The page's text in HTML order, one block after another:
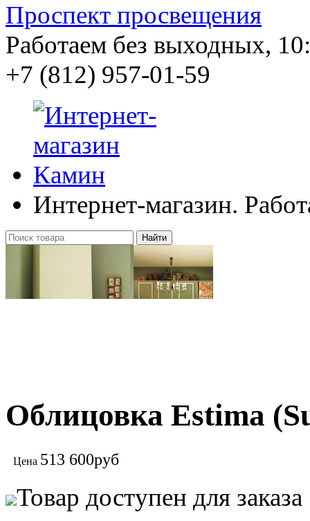
Проспект просвещения
Работаем без выходных,
+7 (812) 957-01-59
Интернет-магазин.
Облицовка Estima
Цена 513 600руб
Товар доступен для заказа